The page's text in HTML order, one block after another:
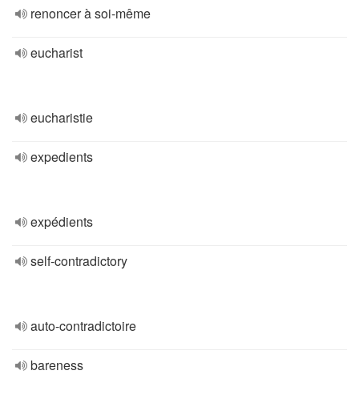
renoncer à soi-même
eucharist
eucharistie
expedients
expédients
self-contradictory
auto-contradictoire
bareness